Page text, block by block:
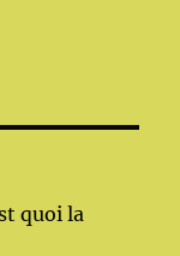
quoi la